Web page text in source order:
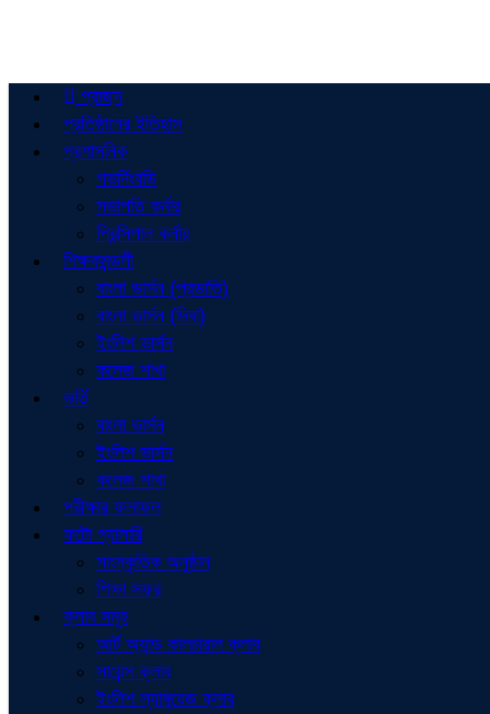
প্রচ্ছদ
প্রতিষ্ঠানের ইতিহাস
প্রশাসনিক
গভর্নিংবডি
সভাপতি কর্নার
প্রিন্সিপাল কর্নার
শিক্ষকমন্ডলী
বাংলা ভার্সন (প্রভাতি)
বাংলা ভার্সন (দিবা)
ইংলিশ ভার্সন
কলেজ শাখা
ভর্তি
বাংলা ভার্সন
ইংলিশ ভার্সন
কলেজ শাখা
পরীক্ষার ফলাফল
ফটো গ্যালারি
সাংস্কৃতিক অনুষ্ঠান
শিক্ষা সফর
ক্লাব সমূহ
আর্ট অ্যান্ড কালচারাল ক্লাব
সায়েন্স ক্লাব
ইংলিশ ল্যাঙ্গুয়েজ ক্লাব